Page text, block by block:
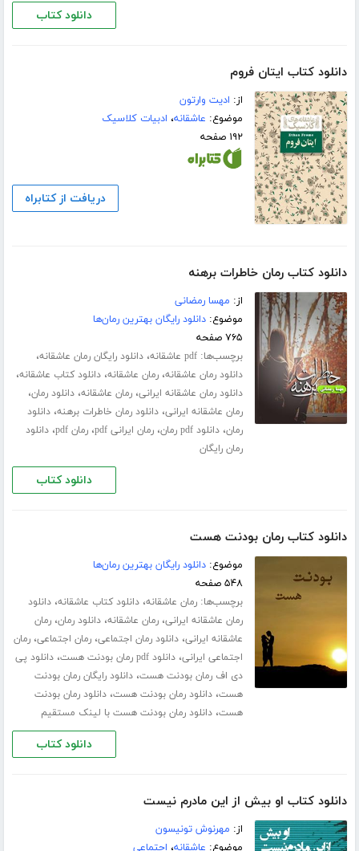
دانلود کتاب
دانلود کتاب ایتان فروم
از: ادیت وارتون
موضوع: عاشقانه، ادبیات کلاسیک
۱۹۲ صفحه
دریافت از کتابراه
دانلود کتاب رمان خاطرات برهنه
از: مهسا رمضانی
موضوع:دانلود رایگان بهترین رمان‌ها
۷۶۵ صفحه
برچسب‌ها:pdf عاشقانه ،دانلود رایگان رمان عاشقانه،
دانلود رمان عاشقانه،رمان عاشقانه،دانلود کتاب عاشقانه،
دانلود رمان عاشقانه ایرانی،رمان عاشقانه،دانلود رمان،
رمان عاشقانه ایرانی،دانلود رمان خاطرات برهنه،دانلود
رمان،دانلود pdf رمان ،رمان ایرانی pdf ،رمان pdf ،دانلود
رمان رایگان
دانلود کتاب
دانلود کتاب رمان بودنت هست
موضوع:دانلود رایگان بهترین رمان‌ها
۵۴۸ صفحه
برچسب‌ها:رمان عاشقانه،دانلود کتاب عاشقانه،دانلود
رمان عاشقانه ایرانی،رمان عاشقانه،دانلود رمان،رمان
عاشقانه ایرانی،دانلود رمان اجتماعی،رمان اجتماعی،رمان
اجتماعی ایرانی،دانلود pdf رمان بودنت هست ،دانلود پی
دی اف رمان بودنت هست،دانلود رایگان رمان بودنت
هست،دانلود رمان بودنت هست،دانلود رمان بودنت
هست،دانلود رمان بودنت هست با لینک مستقیم
دانلود کتاب
دانلود کتاب او بیش از این مادرم نیست
از: مهرنوش تونیسون
موضوع: عاشقانه، اجتماعی